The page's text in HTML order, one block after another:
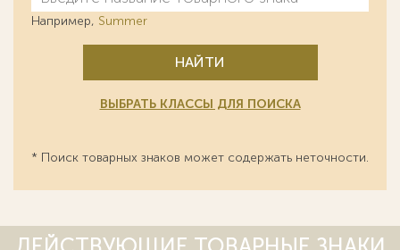
Например, Summer
НАЙТИ
ВЫБРАТЬ КЛАССЫ ДЛЯ ПОИСКА
* Поиск товарных знаков может содержать неточности.